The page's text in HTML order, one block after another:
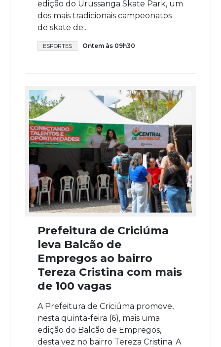
edição do Urussanga Skate Park, um
dos mais tradicionais campeonatos
de skate de...
ESPORTES Ontem às 09h30
Prefeitura de Criciúma
leva Balcão de
Empregos ao bairro
Tereza Cristina com mais
de 100 vagas
A Prefeitura de Criciúma promove,
nesta quinta-feira (6), mais uma
edição do Balcão de Empregos,
desta vez no bairro Tereza Cristina. A